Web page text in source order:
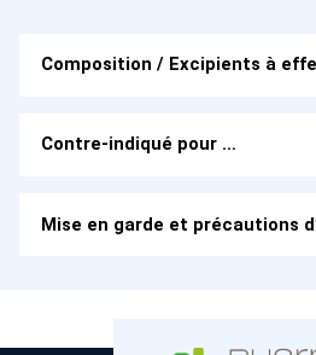
Composition / Excipients à
Contre-indiqué pour …
Mise en garde et précautions